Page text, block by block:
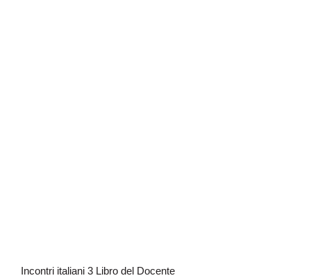
Incontri italiani 3 Libro del Docente